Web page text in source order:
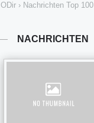
ODir › Nachrichten Top 100
NACHRICHTEN